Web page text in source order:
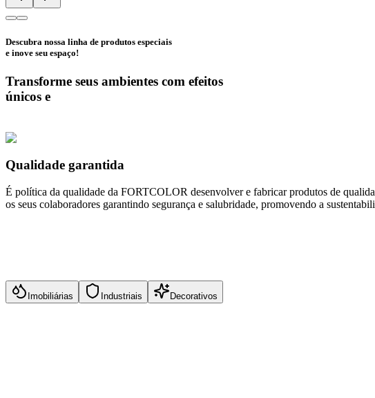
Descubra nossa linha de produtos especiais
e inove seu espaço!
Transforme seus ambientes com efeitos
únicos e
Qualidade garantida
É política da qualidade da FORTCOLOR desenvolver e fabricar produtos de
os seus colaboradores garantindo segurança e salubridade, promovendo a
Imobiliárias Industriais Decorativos